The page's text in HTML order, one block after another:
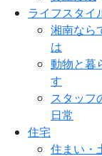
ライフスタイ
湘南なら
は
動物と暮
す
スタッフ
日常
住宅
住まい・